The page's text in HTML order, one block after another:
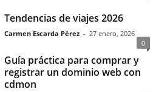
Tendencias de viajes 2026
Carmen Escarda Pérez - 27 enero, 2026
0
Guía práctica para comprar y
registrar un dominio web con
cdmon